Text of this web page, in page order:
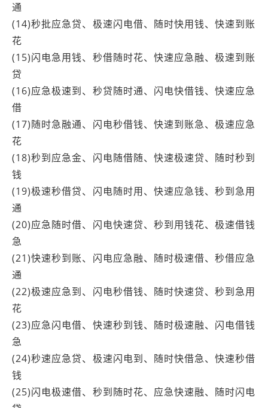
通
(14)秒批应急贷、极速闪电借、随时快用钱、快速到账
花
(15)闪电急用钱、秒借随时花、快速应急融、极速到账
贷
(16)应急极速到、秒贷随时通、闪电快借钱、快速应急
借
(17)随时急融通、闪电秒借钱、快速到账急、极速应急
花
(18)秒到应急金、闪电随借随、快速极速贷、随时秒到
钱
(19)极速秒借贷、闪电随时用、快速应急钱、秒到急用
通
(20)应急随时借、闪电快速贷、秒到用钱花、极速借钱
急
(21)快速秒到账、闪电应急融、随时极速借、秒借应急
通
(22)极速应急到、闪电秒借钱、随时快速贷、秒到急用
花
(23)应急闪电借、快速秒到钱、随时极速融、闪电借钱
急
(24)秒速应急贷、极速闪电到、随时快借急、快速秒借
钱
(25)闪电极速借、秒到随时花、应急快速融、随时闪电